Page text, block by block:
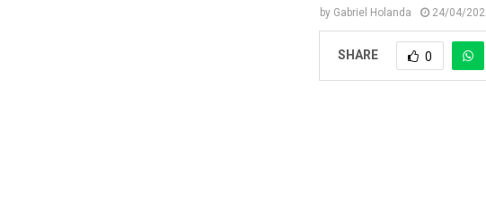
by Gabriel Holanda 24/04/
SHARE 0